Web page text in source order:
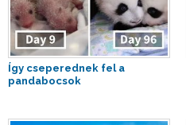
Így cseperednek fel a
pandabocsok